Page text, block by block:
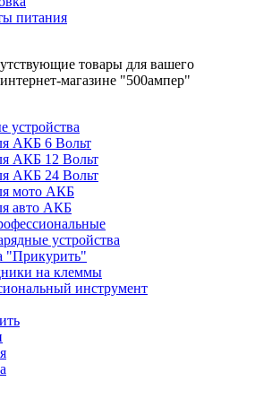
питания
товары для вашего
магазине "500ампер"
устройства
АКБ 6 Вольт
АКБ 12 Вольт
АКБ 24 Вольт
мото АКБ
авто АКБ
устройства
"Прикурить"
на клеммы
инструмент